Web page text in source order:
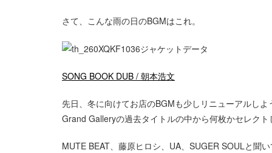
さて、こんな雨の日のBGMはこれ。
SONG BOOK DUB / 朝本浩文
先日、冬に向けてお店のBGMも少しリニューアルしよ
Grand Galleryの過去タイトルの中から何枚かセレクト
MUTE BEAT、藤原ヒロシ、UA、SUGER SOULと聞